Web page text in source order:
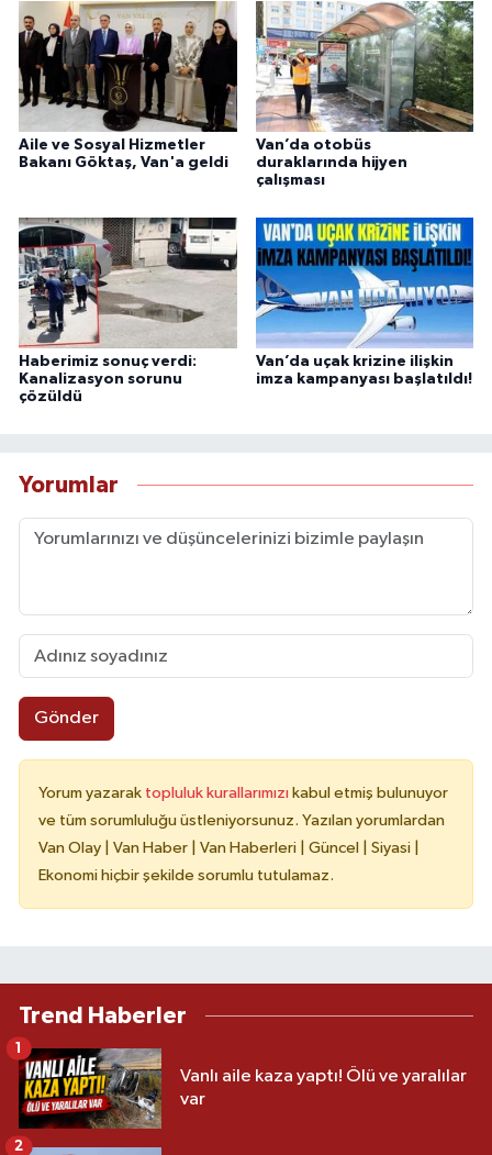
Aile ve Sosyal Hizmetler
Bakanı Göktaş, Van'a geldi
Van’da otobüs
duraklarında hijyen
çalışması
Haberimiz sonuç verdi:
Kanalizasyon sorunu
çözüldü
Van’da uçak krizine ilişkin
imza kampanyası başlatıldı!
Yorumlar
Gönder
Yorum yazarak topluluk kurallarımızı kabul etmiş bulunuyor
ve tüm sorumluluğu üstleniyorsunuz. Yazılan yorumlardan
Van Olay | Van Haber | Van Haberleri | Güncel | Siyasi |
Ekonomi hiçbir şekilde sorumlu tutulamaz.
Trend Haberler
Vanlı aile kaza yaptı! Ölü ve yaralılar
var
1
2